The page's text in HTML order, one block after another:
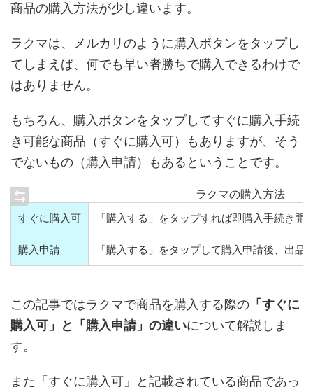
商品の購入方法が少し違います。
ラクマは、メルカリのように購入ボタンをタップし
てしまえば、何でも早い者勝ちで購入できるわけで
はありません。
もちろん、購入ボタンをタップしてすぐに購入手続
き可能な商品（すぐに購入可）もありますが、そう
でないもの（購入申請）もあるということです。
ラクマの購入方法
すぐに購入可 「購入する」をタップすれば即購入手続き開
購入申請 「購入する」をタップして購入申請後、出
この記事ではラクマで商品を購入する際の 「すぐに
購入可」と「購入申請」の違いについて解説しま
す。
また「すぐに購入可」と記載されている商品であっ